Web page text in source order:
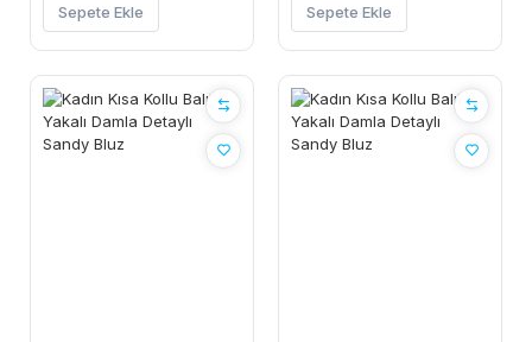
Sepete Ekle Sepete Ekle